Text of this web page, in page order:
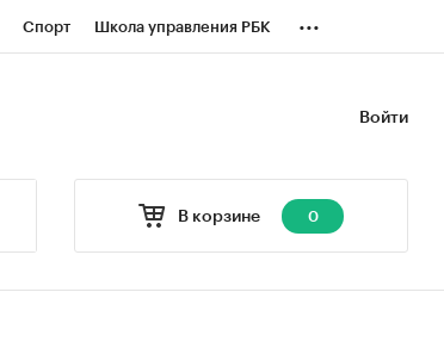
Спорт Школа управления РБК ...
Войти
В корзине 0